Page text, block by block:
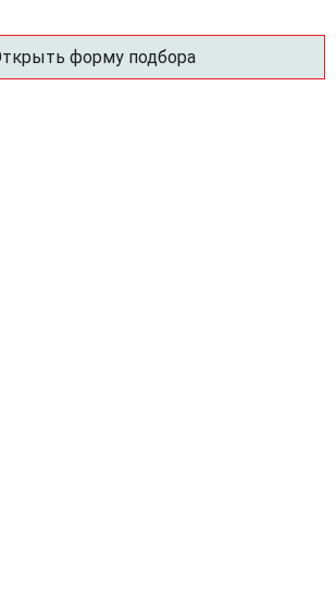
форму подбора